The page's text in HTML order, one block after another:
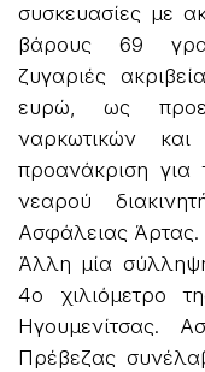
συσκευασίες με
βάρους 69
ζυγαριές
ευρώ, ως
ναρκωτικών
προανάκριση για
νεαρού
Ασφάλειας Άρτας.
Άλλη μία
4ο χιλιόμετρο
Ηγουμενίτσας.
Πρέβεζας